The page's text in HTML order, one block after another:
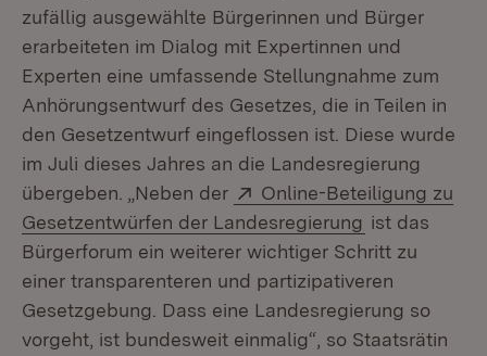
zufällig ausgewählte Bürgerinnen und Bürger
erarbeiteten im Dialog mit Expertinnen und
Experten eine umfassende Stellungnahme zum
Anhörungsentwurf des Gesetzes, die in Teilen in
den Gesetzentwurf eingeflossen ist. Diese wurde
im Juli dieses Jahres an die Landesregierung
übergeben. „Neben der
Extern:
Online-Beteiligung zu
Gesetzentwürfen der Landesregierung (Öffnet in
ist das
Bürgerforum ein weiterer wichtiger Schritt zu
einer transparenteren und partizipativeren
Gesetzgebung. Dass eine Landesregierung so
vorgeht, ist bundesweit einmalig“, so Staatsrätin